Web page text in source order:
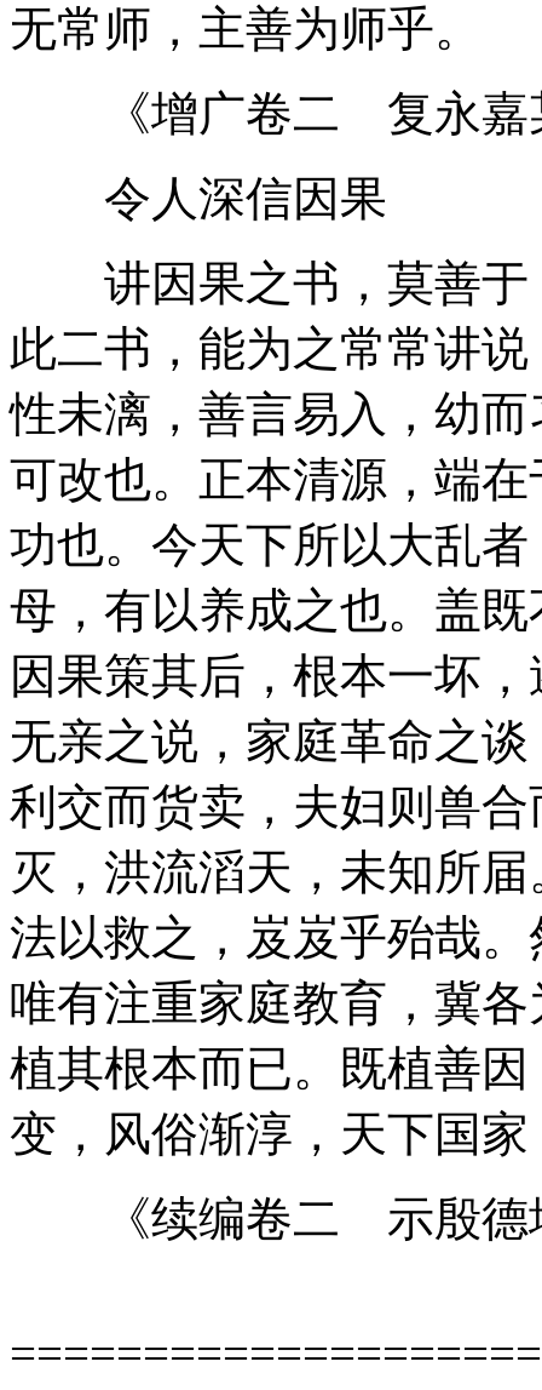
无常师，主善为师乎。
《增广卷二 复永嘉
令人深信因果
讲因果之书，莫善于
此二书，能为之常常讲
性未漓，善言易入，幼
可改也。正本清源，端
功也。今天下所以大乱
母，有以养成之也。盖
因果策其后，根本一坏
无亲之说，家庭革命之
利交而货卖，夫妇则兽
灭，洪流滔天，未知所
法以救之，岌岌乎殆哉
唯有注重家庭教育，冀
植其根本而已。既植善
变，风俗渐淳，天下国
《续编卷二 示殷德